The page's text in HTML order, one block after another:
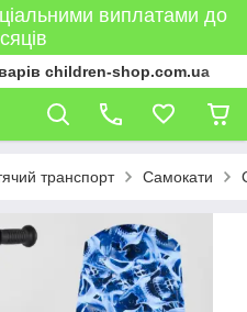
виплатами до
children-shop.com.ua
транспорт Самокати